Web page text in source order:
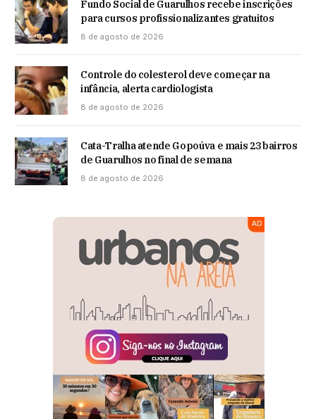
Fundo Social de Guarulhos recebe inscrições
para cursos profissionalizantes gratuitos
8 de agosto de 2026
Controle do colesterol deve começar na
infância, alerta cardiologista
8 de agosto de 2026
Cata-Tralha atende Gopoúva e mais 23 bairros
de Guarulhos no final de semana
8 de agosto de 2026